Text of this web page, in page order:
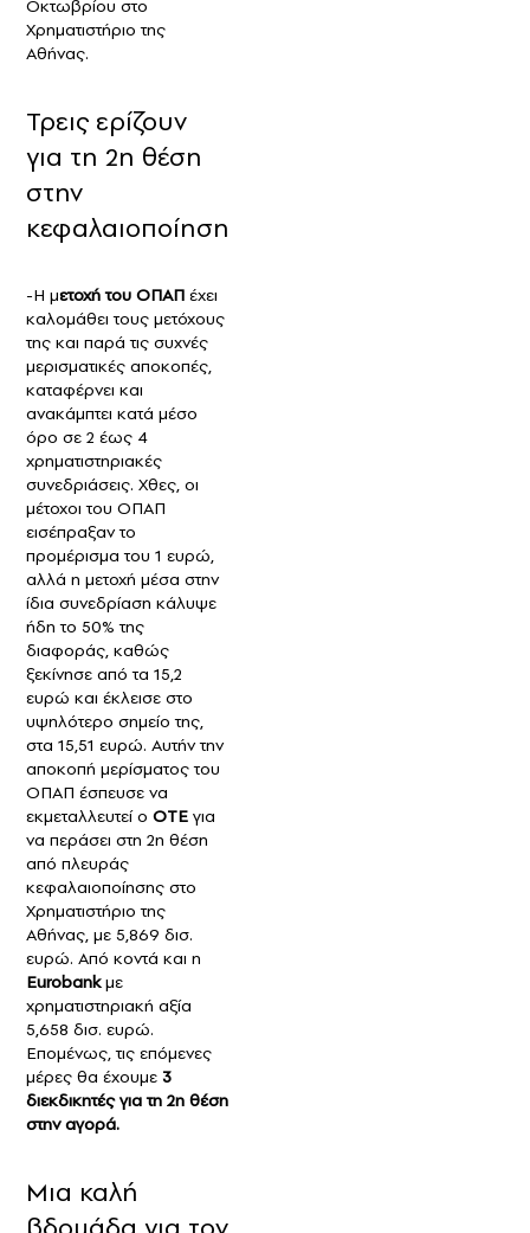
Οκτωβρίου στο
Χρηματιστήριο της
Αθήνας.
Τρεις ερίζουν
για τη 2η θέση
στην
κεφαλαιοποίηση
-Η μετοχή του ΟΠΑΠ έχει
καλομάθει τους μετόχους
της και παρά τις συχνές
μερισματικές αποκοπές,
καταφέρνει και
ανακάμπτει κατά μέσο
όρο σε 2 έως 4
χρηματιστηριακές
συνεδριάσεις. Χθες, οι
μέτοχοι του ΟΠΑΠ
εισέπραξαν το
προμέρισμα του 1 ευρώ,
αλλά η μετοχή μέσα στην
ίδια συνεδρίαση κάλυψε
ήδη το 50% της
διαφοράς, καθώς
ξεκίνησε από τα 15,2
ευρώ και έκλεισε στο
υψηλότερο σημείο της,
στα 15,51 ευρώ. Αυτήν την
αποκοπή μερίσματος του
ΟΠΑΠ έσπευσε να
εκμεταλλευτεί ο ΟΤΕ για
να περάσει στη 2η θέση
από πλευράς
κεφαλαιοποίησης στο
Χρηματιστήριο της
Αθήνας, με 5,869 δισ.
ευρώ. Από κοντά και η
Eurobankμε
χρηματιστηριακή αξία
5,658 δισ. ευρώ.
Επομένως, τις επόμενες
μέρες θα έχουμε 3
διεκδικητές για τη 2η θέση
στην αγορά.
Μια καλή